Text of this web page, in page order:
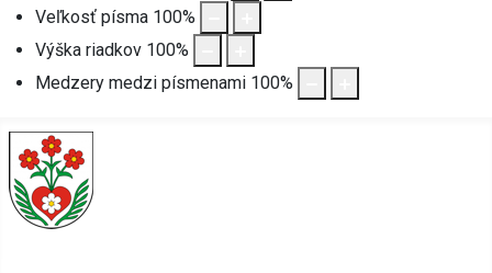
Veľkosť písma 100%
Výška riadkov 100%
Medzery medzi písmenami 100%